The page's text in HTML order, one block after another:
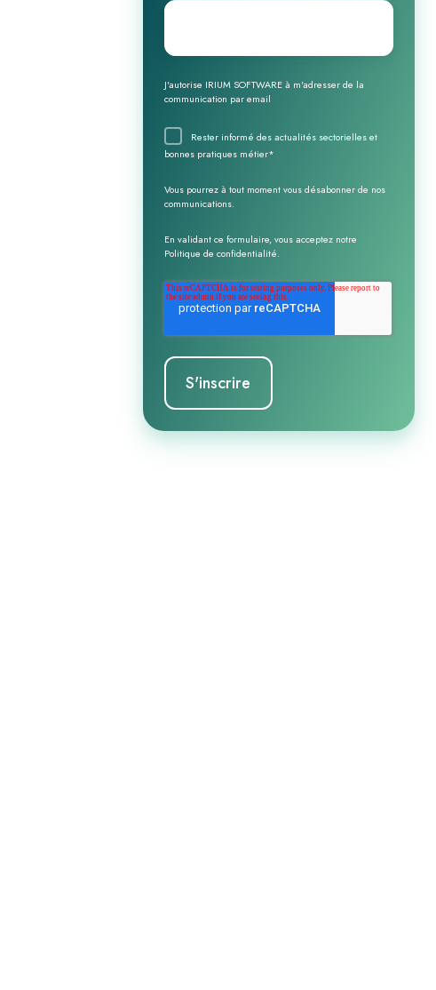
Email
J'autorise IRIUM SOFTWARE à m'adresser de la
communication par email
Rester informé des actualités sectorielles et
bonnes pratiques métier*
Vous pourrez à tout moment vous désabonner de nos
communications.
En validant ce formulaire, vous acceptez notre
Politique de confidentialité.